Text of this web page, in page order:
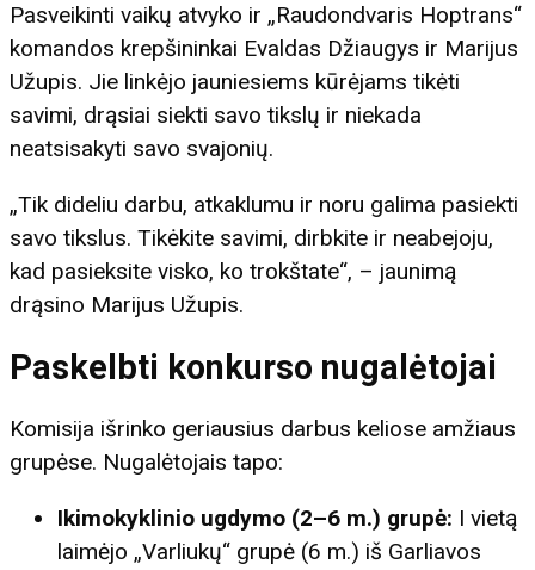
Pasveikinti vaikų atvyko ir „Raudondvaris Hoptrans“
komandos krepšininkai Evaldas Džiaugys ir Marijus
Užupis. Jie linkėjo jauniesiems kūrėjams tikėti
savimi, drąsiai siekti savo tikslų ir niekada
neatsisakyti savo svajonių.
„Tik dideliu darbu, atkaklumu ir noru galima pasiekti
savo tikslus. Tikėkite savimi, dirbkite ir neabejoju,
kad pasieksite visko, ko trokštate“, – jaunimą
drąsino Marijus Užupis.
Paskelbti konkurso nugalėtojai
Komisija išrinko geriausius darbus keliose amžiaus
grupėse. Nugalėtojais tapo:
Ikimokyklinio ugdymo (2–6 m.) grupė: I vietą
laimėjo „Varliukų“ grupė (6 m.) iš Garliavos